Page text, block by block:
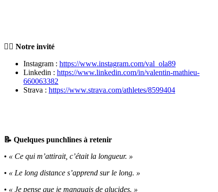
🏊‍♂️ Notre invité
Instagram : https://www.instagram.com/val_ola89
Linkedin : https://www.linkedin.com/in/valentin-mathieu-
660063382
Strava : https://www.strava.com/athletes/8599404
📝 Quelques punchlines à retenir
• « Ce qui m’attirait, c’était la longueur. »
• « Le long distance s’apprend sur le long. »
• « Je pense que je manquais de glucides. »